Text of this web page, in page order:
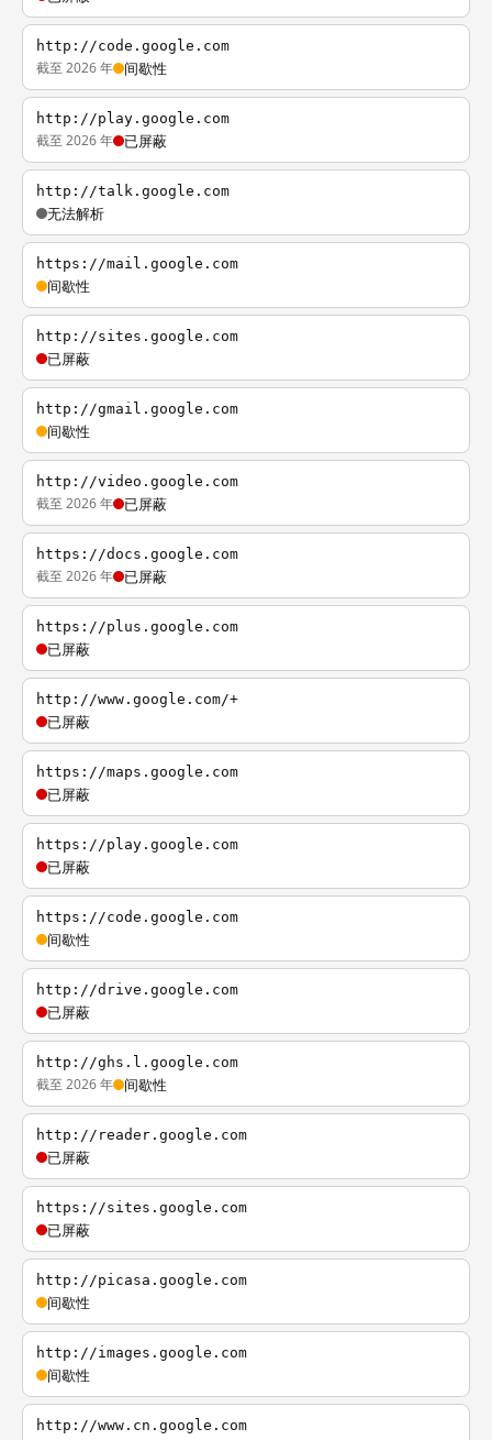
http://code.google.com
截至 2026 年 间歇性
http://play.google.com
截至 2026 年 已屏蔽
http://talk.google.com
无法解析
https://mail.google.com
间歇性
http://sites.google.com
已屏蔽
http://gmail.google.com
间歇性
http://video.google.com
截至 2026 年 已屏蔽
https://docs.google.com
截至 2026 年 已屏蔽
https://plus.google.com
已屏蔽
http://www.google.com/+
已屏蔽
https://maps.google.com
已屏蔽
https://play.google.com
已屏蔽
https://code.google.com
间歇性
http://drive.google.com
已屏蔽
http://ghs.l.google.com
截至 2026 年 间歇性
http://reader.google.com
已屏蔽
https://sites.google.com
已屏蔽
http://picasa.google.com
间歇性
http://images.google.com
间歇性
http://www.cn.google.com